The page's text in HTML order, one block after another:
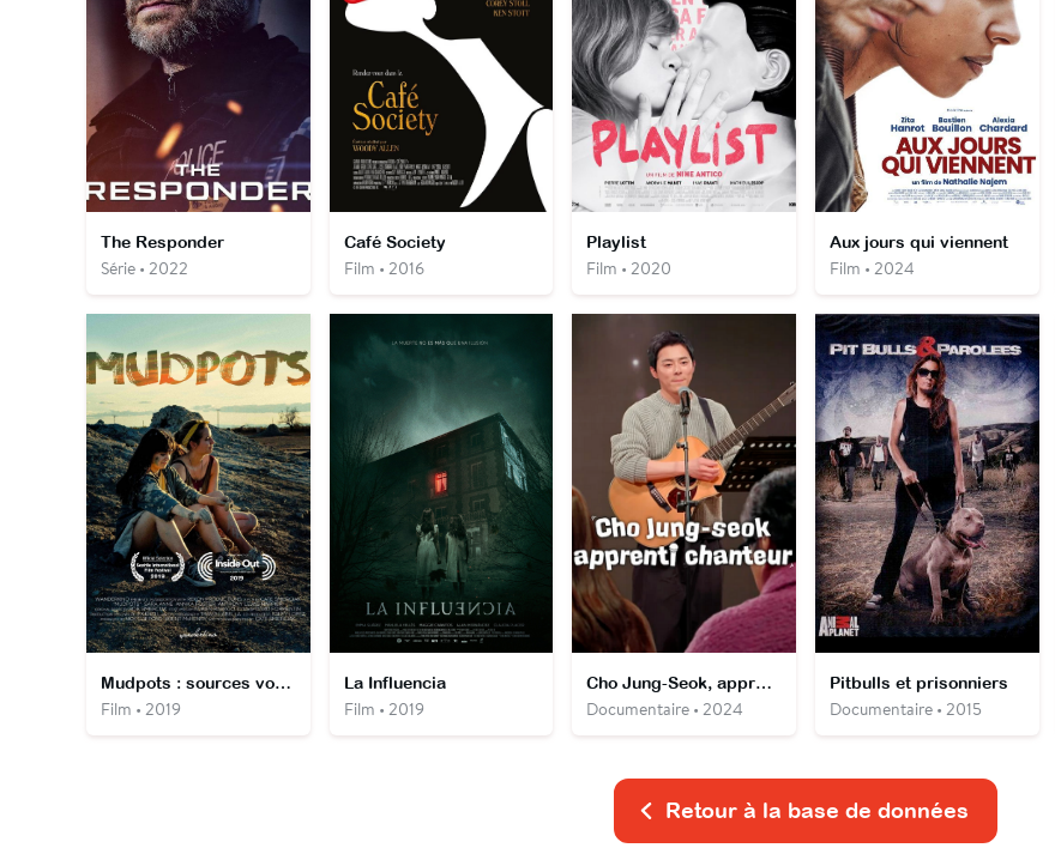
The Responder
Série • 2022
Café Society
Film • 2016
Playlist
Film • 2020
Aux jours qui viennent
Film • 2024
Mudpots : sources volcaniques
Film • 2019
La Influencia
Film • 2019
Cho Jung-Seok, apprenti chanteur
Documentaire • 2024
Pitbulls et prisonniers
Documentaire • 2015
Retour à la base de données